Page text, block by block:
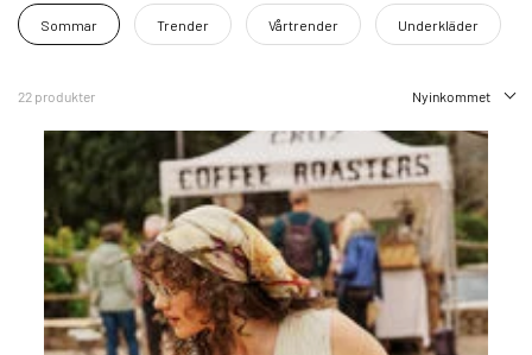
Trender Vårtrender
Sommar Underkläder
22 produkter Nyinkommet